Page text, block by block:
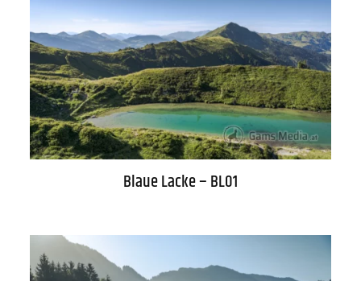
Newsletter Über uns
Blaue Lacke – BL01